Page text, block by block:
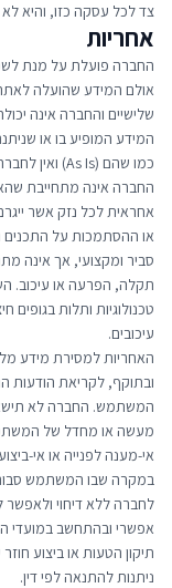
צד לכל עסקה כזו, והיא
אחריות
החברה פועלת על מנת
אולם המידע שהועלה
שלישיים והחברה אינה
המידע המופיע בו או
כמו שהם (As Is) ואין לחברה כל אחריות לגבי תוכנם, תקפותם ופעולתם התקינה.
החברה אינה מתחייבת
אחראית לכל נזק אשר
או ההסתמכות על התכנים
סביר ומקצועי, אך אינה
תקלה, הפרעה או עיכוב.
טכנולוגיות ותלות בגופים
עיכובים.
האחריות למסירת מידע
ובתוקף, לקריאת הודעות
המשתמש. החברה לא תישא
מעשה או מחדל של
אי-מענה לפנייה או אי-
במקרה שבו המשתמש
לחברה ללא דיחוי
אפשרי ובהתחשב במועדי
תיקון הטעות או ביצוע
ניתנות להתנאה לפי דין.